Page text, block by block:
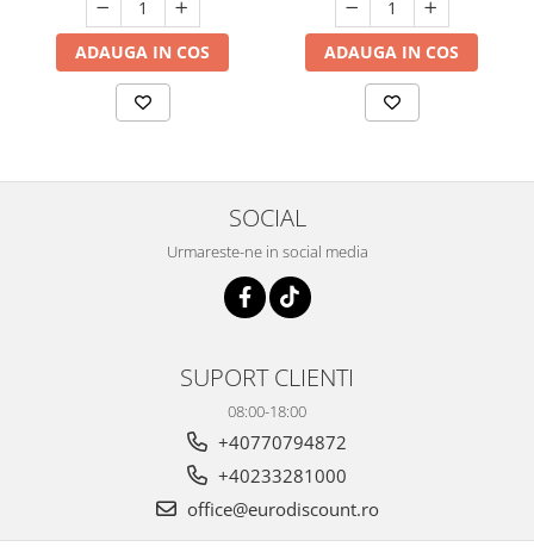
ADAUGA IN COS ADAUGA IN COS
SOCIAL
Urmareste-ne in social media
SUPORT CLIENTI
08:00-18:00
+40770794872
+40233281000
office@eurodiscount.ro